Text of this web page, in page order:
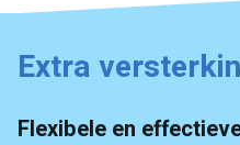
Extra
Flexibele en